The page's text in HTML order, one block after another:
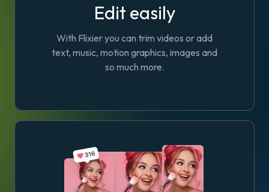
Edit easily
With Flixier you can trim videos or add
text, music, motion graphics, images and
so much more.